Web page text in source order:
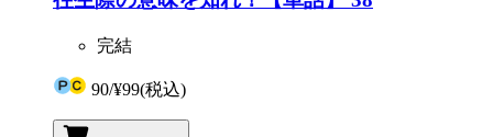
完結
90/¥99(税込)